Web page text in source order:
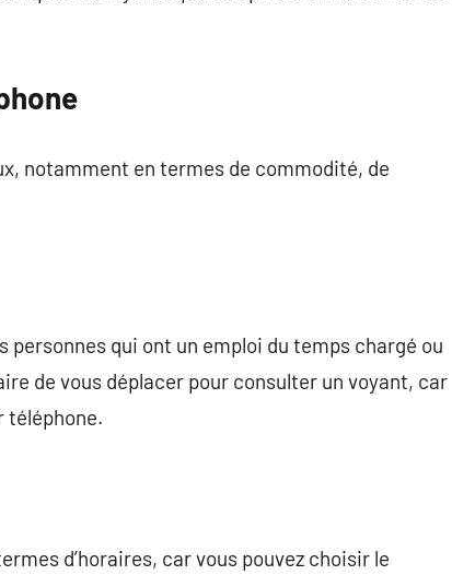
notamment en termes de commodité, de
qui ont un emploi du temps chargé ou
de vous déplacer pour consulter un voyant, car
téléphone.
d’horaires, car vous pouvez choisir le